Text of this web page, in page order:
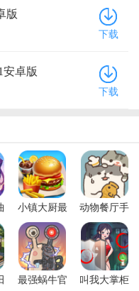
，如果“你”是喜欢经营
还是值得玩家入手一试
】 桃源记作为一款颇具
还是很明显的。如果玩
选择，这点还是给了玩
机的设定，也让游戏到
面与音乐制作就没什么
他的就很一般了。至于
果不介意游戏比较肝，
悦目的感觉，因此还是
计也并不是很符合该游
字反而会更好一些。 除
。比如游戏的服务器问
几乎很少遇到游戏的服
其他游戏中几乎是从来
类型的游戏。然说桃源
过，参加活动几乎是不
于很多玩家同时用完才
候并没有这么多玩家同
除此之外，就是游戏的
钮实在是设计的太小
到按钮在什么地方。并
教程，甚至不仔细看的
由于各方面的设施都还
缺，假设玩家选择的是
会更加明显，普通模式
太大的问题。 再就是食
一些，能够让时间更加
，首先是看看自己有什
施都给做出来，缺什么
施都有非常重要的用
天气之时，使得村民也
性就更不必多说了，等
大概就能够理明白游戏
人认为游戏内现在的新手
短了一点，感觉可以再
这个过程，不过问题不
当的工具可以大幅提升
中提供更好生活条件的
居民们提供一个安全的
兽可能会出现，所以建
更多深度和多样性。玩
用，选择合适的工具和
需求和提升整个村落的
新的房屋或设施都给玩
也增强了游戏的可持续
策略经营游戏的进程通常
过程中需要具备一定的
就需要进行周密的规
理还是材料采集，都需
版
下载
安卓版
下载
小镇大厨最
新版
动物餐厅手
游
最强蜗牛官
叫我大掌柜